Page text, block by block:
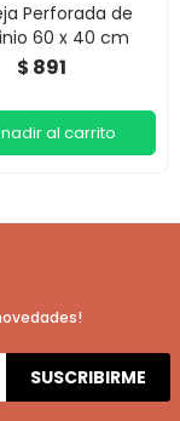
Perforada de
60 x 40 cm
$ 891
SUSCRIBIRME